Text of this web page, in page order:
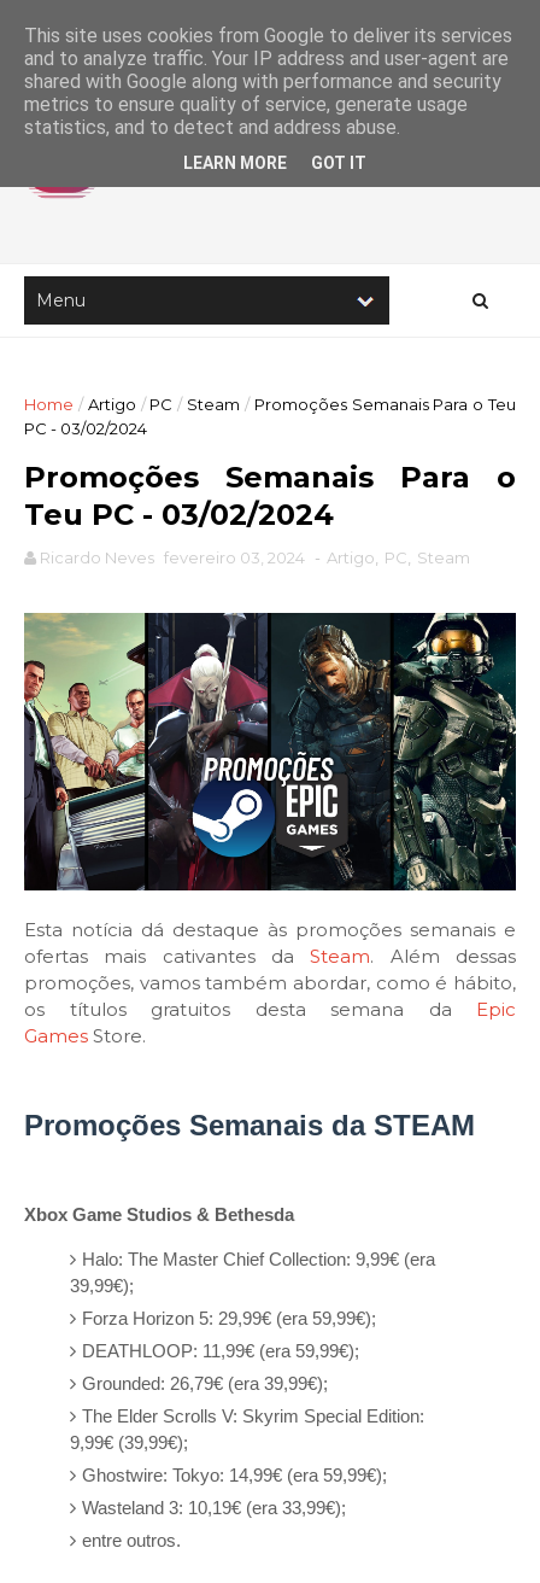
Home / Artigo / PC / Steam / Promoções Semanais Para o Teu
PC - 03/02/2024
Promoções Semanais Para o
Teu PC - 03/02/2024
Ricardo Neves fevereiro 03, 2024 - Artigo PC Steam
Esta notícia dá destaque às promoções semanais e
ofertas mais cativantes daSteam. Além dessas
promoções, vamos também abordar, como é hábito,
os títulos gratuitos desta semana da Epic
Games Store.
Promoções Semanais da STEAM
Xbox Game Studios & Bethesda
Halo: The Master Chief Collection: 9,99€ (era
39,99€);
Forza Horizon 5: 29,99€ (era 59,99€);
DEATHLOOP: 11,99€ (era 59,99€);
Grounded: 26,79€ (era 39,99€);
The Elder Scrolls V: Skyrim Special Edition:
9,99€ (39,99€);
Ghostwire: Tokyo: 14,99€ (era 59,99€);
Wasteland 3: 10,19€ (era 33,99€);
entre outros.
This site uses cookies from Google to deliver its services
and to analyze traffic. Your IP address and user-agent are
shared with Google along with performance and security
metrics to ensure quality of service, generate usage
statistics, and to detect and address abuse.
LEARN MORE GOT IT